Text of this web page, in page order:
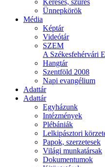
Keresés, szűrés
Ünnepkörök
Média
Képtár
Videótár
SZEM
A Székesfehérvári
Hangtár
Szentföld 2008
Napi evangélium
Adattár
Adattár
Egyházunk
Intézmények
Plébániák
Lelkipásztori
Papok, szerzetesek
Világi munkatársak
Dokumentumok